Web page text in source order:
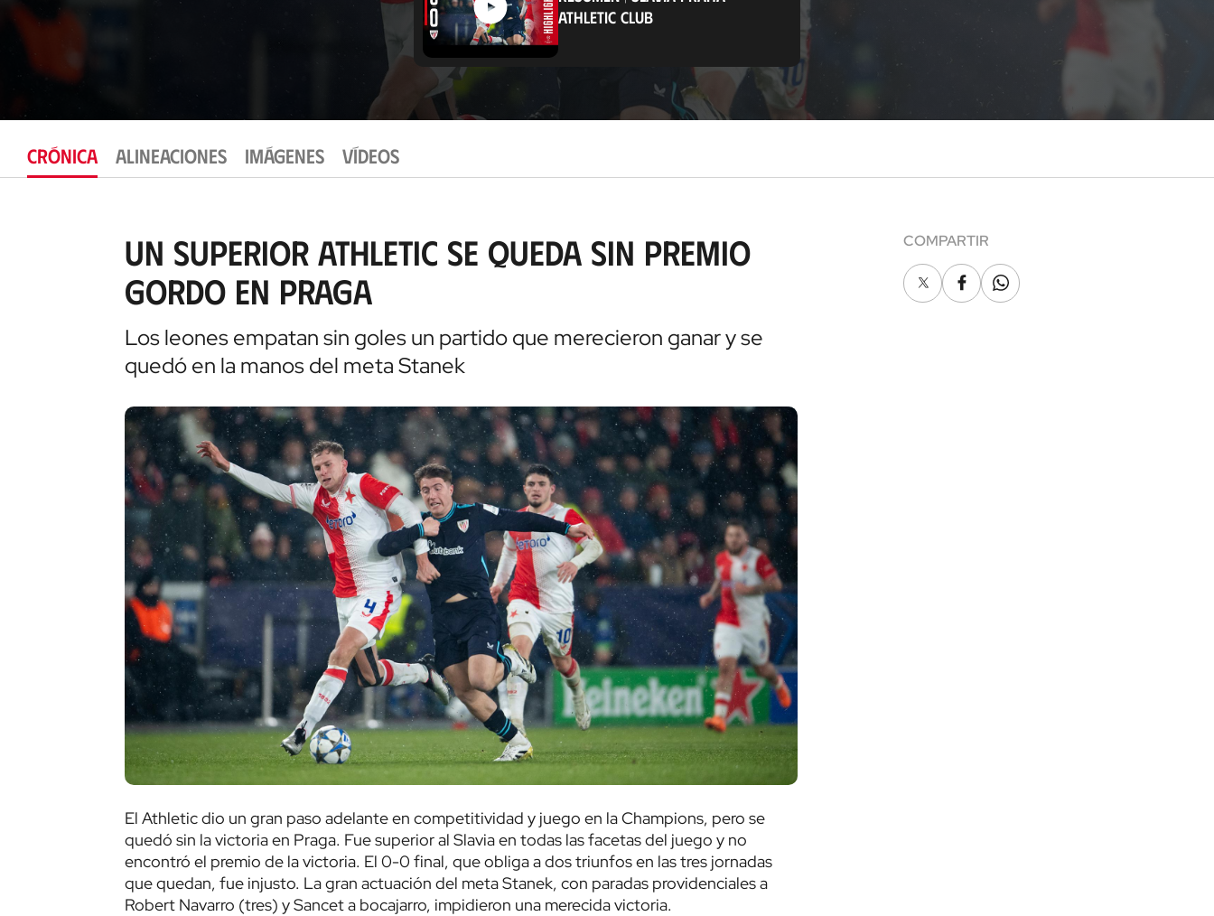
c
i
ó
ATHLETIC CLUB
CRÓNICA ALINEACIONES IMÁGENES VÍDEOS
Un superior Athletic se queda sin premio
gordo en Praga
Los leones empatan sin goles un partido que merecieron ganar y se
quedó en la manos del meta Stanek
El Athletic dio un gran paso adelante en competitividad y juego en la Champions, pero se
quedó sin la victoria en Praga. Fue superior al Slavia en todas las facetas del juego y no
encontró el premio de la victoria. El 0-0 final, que obliga a dos triunfos en las tres jornadas
que quedan, fue injusto. La gran actuación del meta Stanek, con paradas providenciales a
Robert Navarro (tres) y Sancet a bocajarro, impidieron una merecida victoria.
COMPARTIR
X FacebookWhatsapp